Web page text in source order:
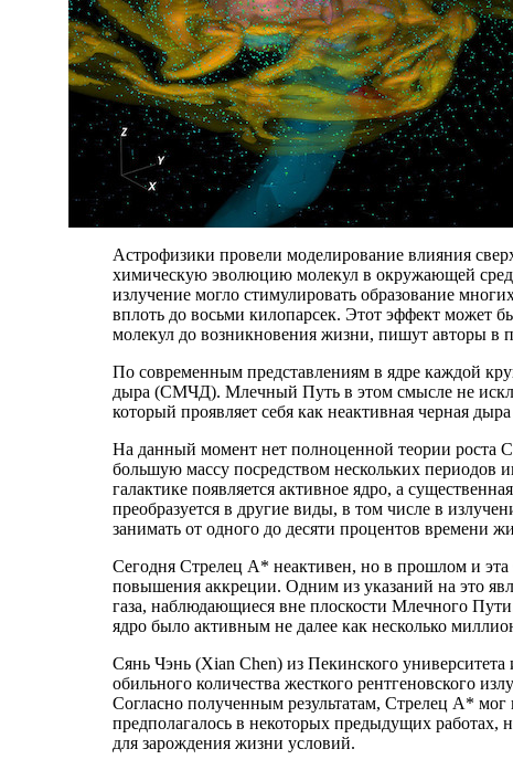
Астрофизики провели моделирование влияния
химическую эволюцию молекул в окружающей
излучение могло стимулировать образование
вплоть до восьми килопарсек. Этот эффект может
молекул до возникновения жизни, пишут авторы в
По современным представлениям в ядре каждой
дыра (СМЧД). Млечный Путь в этом смысле не
который проявляет себя как неактивная черная
На данный момент нет полноценной теории роста
большую массу посредством нескольких периодов
галактике появляется активное ядро, а
преобразуется в другие виды, в том числе в
занимать от одного до десяти процентов времени
Сегодня Стрелец A* неактивен, но в прошлом и
повышения аккреции. Одним из указаний на это
газа, наблюдающиеся вне плоскости Млечного
ядро было активным не далее как несколько
Сянь Чэнь (Xian Chen) из Пекинского
обильного количества жесткого рентгеновского
Согласно полученным результатам, Стрелец A* мог
предполагалось в некоторых предыдущих
для зарождения жизни условий.